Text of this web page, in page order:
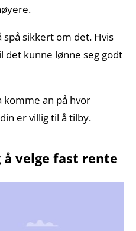
sikkert om det. Hvis
det kunne lønne seg godt
komme an på hvor
er villig til å tilby.
velge fast rente